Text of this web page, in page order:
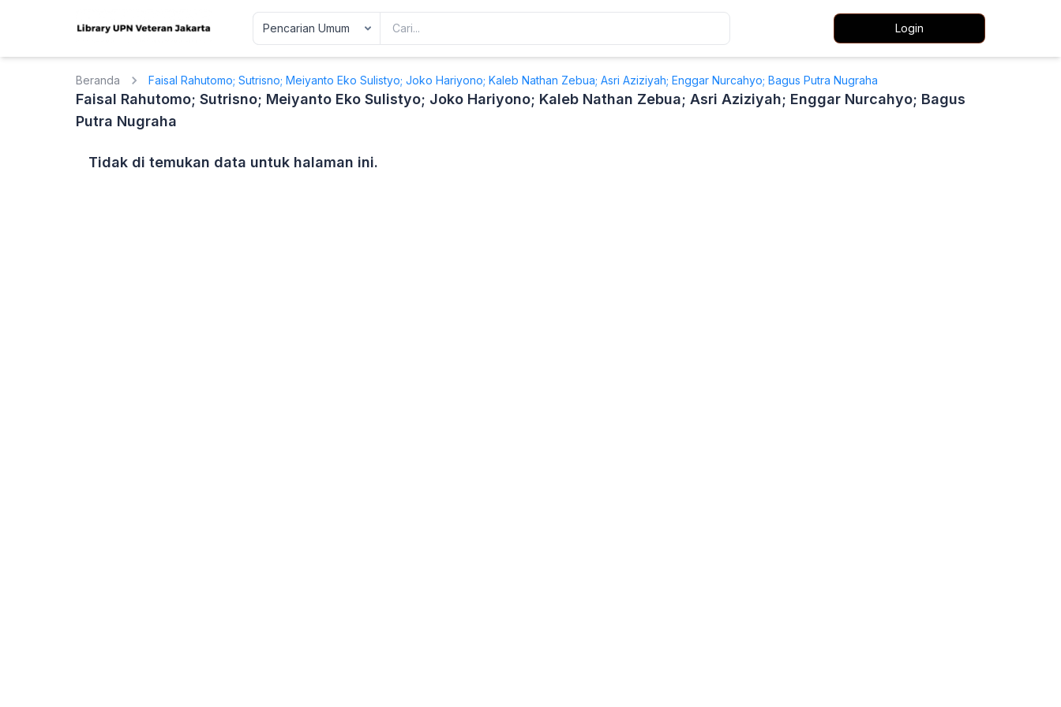
Login
Beranda Faisal Rahutomo; Sutrisno; Meiyanto Eko Sulistyo; Joko Hariyono; Kaleb Nathan Zebua; Asri Aziziyah; Enggar Nurcahyo; Bagus Putra Nugraha
Faisal Rahutomo; Sutrisno; Meiyanto Eko Sulistyo; Joko Hariyono; Kaleb Nathan Zebua; Asri Aziziyah; Enggar Nurcahyo; Bagus
Putra Nugraha
Tidak di temukan data untuk halaman ini.